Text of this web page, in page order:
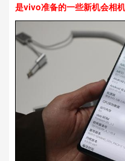
是vivo准备的一些新机会相